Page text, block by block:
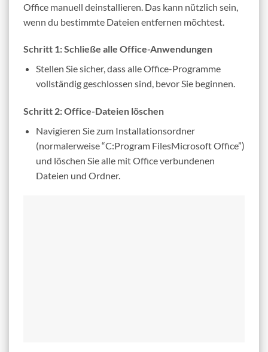
Office manuell deinstallieren. Das kann nützlich sein,
wenn du bestimmte Dateien entfernen möchtest.
Schritt 1: Schließe alle Office-Anwendungen
Stellen Sie sicher, dass alle Office-Programme
vollständig geschlossen sind, bevor Sie beginnen.
Schritt 2: Office-Dateien löschen
Navigieren Sie zum Installationsordner
(normalerweise “C:Program FilesMicrosoft Office”)
und löschen Sie alle mit Office verbundenen
Dateien und Ordner.